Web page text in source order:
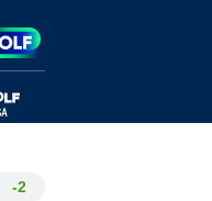
-2